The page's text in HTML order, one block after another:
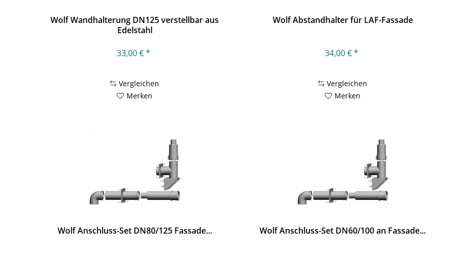
Wolf Wandhalterung DN125 verstellbar aus
Edelstahl
33,00 € *
Vergleichen
Merken
Wolf Abstandhalter für LAF-Fassade
34,00 € *
Vergleichen
Merken
Wolf Anschluss-Set DN80/125 Fassade... Wolf Anschluss-Set DN60/100 an Fassade...